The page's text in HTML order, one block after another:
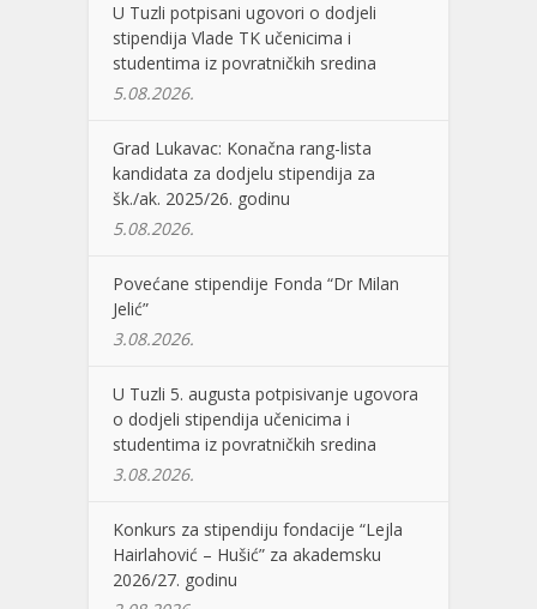
U Tuzli potpisani ugovori o dodjeli
stipendija Vlade TK učenicima i
studentima iz povratničkih sredina
5.08.2026.
Grad Lukavac: Konačna rang-lista
kandidata za dodjelu stipendija za
šk./ak. 2025/26. godinu
5.08.2026.
Povećane stipendije Fonda “Dr Milan
Jelić”
3.08.2026.
U Tuzli 5. augusta potpisivanje ugovora
o dodjeli stipendija učenicima i
studentima iz povratničkih sredina
3.08.2026.
Konkurs za stipendiju fondacije “Lejla
Hairlahović – Hušić” za akademsku
2026/27. godinu